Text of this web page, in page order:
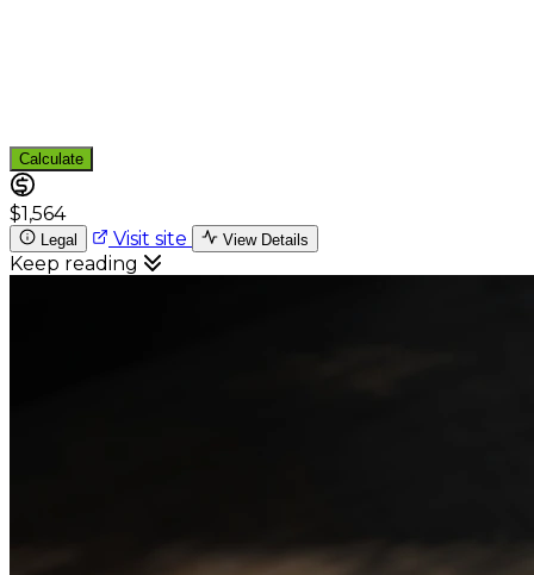
Calculate
$1,564
Legal Visit site View Details
Keep reading